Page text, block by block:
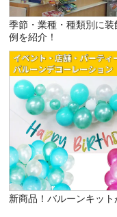
季節・業種・種類別に装
例を紹介！
新商品！バルーンキット